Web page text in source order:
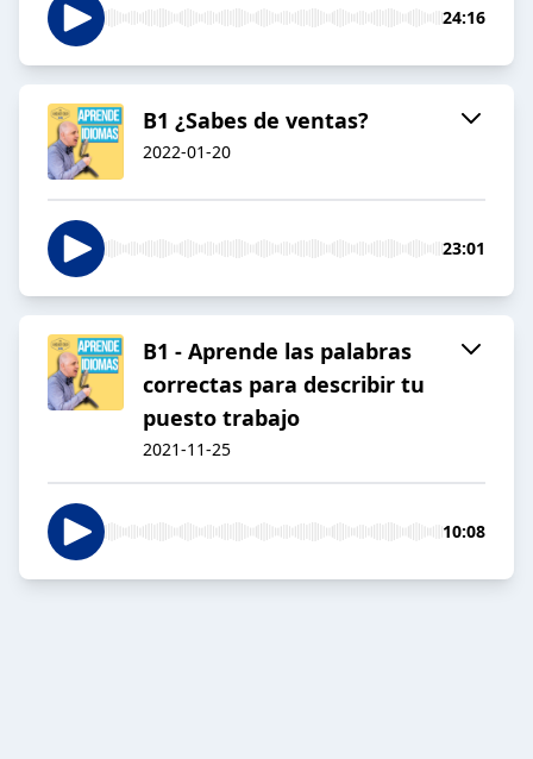
24:16
B1 ¿Sabes de ventas?
2022-01-20
23:01
B1 - Aprende las palabras
correctas para describir tu
puesto trabajo
2021-11-25
10:08